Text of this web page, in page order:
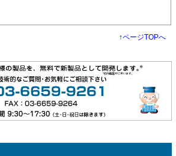
↑ページTOPへ